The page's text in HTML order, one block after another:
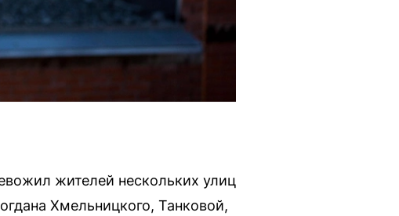
жителей нескольких улиц
Хмельницкого, Танковой,